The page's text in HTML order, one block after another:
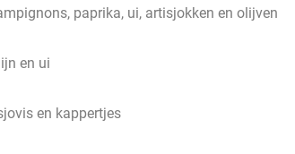
paprika, ui, artisjokken en olijven
en ui
en kappertjes